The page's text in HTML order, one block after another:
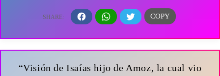
“Visión de Isaías hijo de Amoz, la cual vio